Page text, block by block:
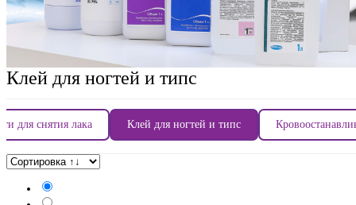
Клей для ногтей и типс
для снятия лака Клей для ногтей и типс